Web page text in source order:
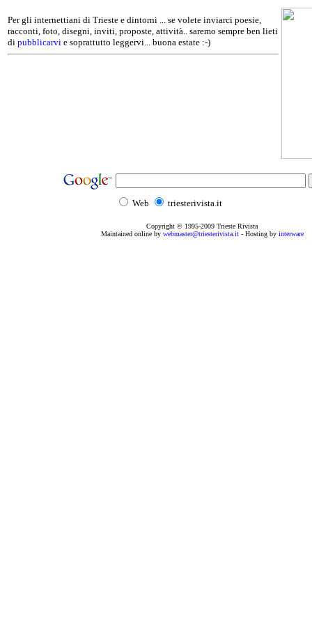
Per gli internettiani di Trieste e dintorni ... se volete inviarci poesie,
racconti, foto, disegni, inviti, proposte, attività.. saremo sempre ben lieti
di pubblicarvi e soprattutto leggervi... buona estate :-)
Web triesterivista.it
Copyright © 1995-2009 Trieste Rivista
Maintained online by webmaster@triesterivista.it- Hosting by interware